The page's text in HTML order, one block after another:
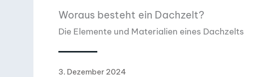
Woraus besteht ein Dachzelt?
Die Elemente und Materialien eines Dachzelts
3. Dezember 2024